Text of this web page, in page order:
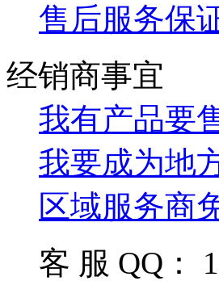
售后服务保
经销商事宜
我有产品要
我要成为地
区域服务商
客 服 QQ：